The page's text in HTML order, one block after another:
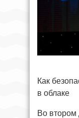
Как
в облаке
Во втором